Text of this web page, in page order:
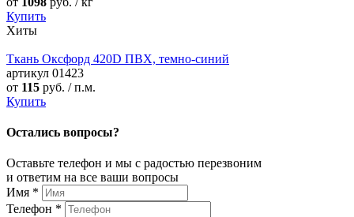
Купить
Хиты
Ткань Оксфорд 420D ПВХ, темно-синий
артикул 01423
от 115 руб. / п.м.
Купить
Остались вопросы?
Оставьте телефон и мы с радостью перезвоним
и ответим на все ваши вопросы
Имя *
Телефон *